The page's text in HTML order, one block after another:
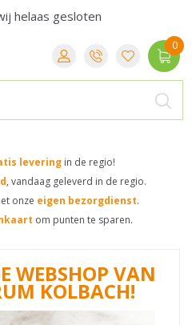
leveringin de regio!
, vandaag geleverd in de regio.
onze eigen bezorgdienst.
om punten te sparen.
helaas gesloten
WEBSHOP VAN
KOLBACH!